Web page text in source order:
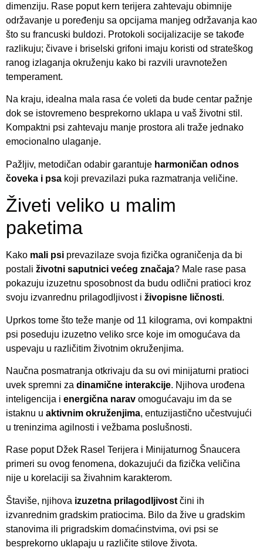
dimenziju. Rase poput kern terijera zahtevaju obimnije
održavanje u poređenju sa opcijama manjeg održavanja kao
što su francuski buldozi. Protokoli socijalizacije se takođe
razlikuju; čivave i briselski grifoni imaju koristi od strateškog
ranog izlaganja okruženju kako bi razvili uravnotežen
temperament.
Na kraju, idealna mala rasa će voleti da bude centar pažnje
dok se istovremeno besprekorno uklapa u vaš životni stil.
Kompaktni psi zahtevaju manje prostora ali traže jednako
emocionalno ulaganje.
Pažljiv, metodičan odabir garantuje harmoničan odnos
čoveka i psa koji prevazilazi puka razmatranja veličine.
Živeti veliko u malim
paketima
Kako mali psi prevazilaze svoja fizička ograničenja da bi
postali životni saputnici većeg značaja? Male rase pasa
pokazuju izuzetnu sposobnost da budu odlični pratioci kroz
svoju izvanrednu prilagodljivost i živopisne ličnosti.
Uprkos tome što teže manje od 11 kilograma, ovi kompaktni
psi poseduju izuzetno veliko srce koje im omogućava da
uspevaju u različitim životnim okruženjima.
Naučna posmatranja otkrivaju da su ovi minijaturni pratioci
uvek spremni za dinamične interakcije. Njihova urođena
inteligencija i energična narav omogućavaju im da se
istaknu u aktivnim okruženjima, entuzijastično učestvujući
u treninzima agilnosti i vežbama poslušnosti.
Rase poput Džek Rasel Terijera i Minijaturnog Šnaucera
primeri su ovog fenomena, dokazujući da fizička veličina
nije u korelaciji sa živahnim karakterom.
Štaviše, njihova izuzetna prilagodljivost čini ih
izvanrednim gradskim pratiocima. Bilo da žive u gradskim
stanovima ili prigradskim domaćinstvima, ovi psi se
besprekorno uklapaju u različite stilove života.